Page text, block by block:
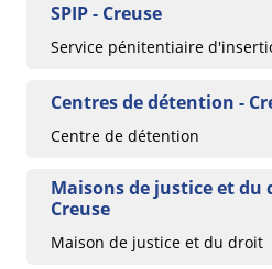
SPIP - Creuse
Service pénitentiaire
Centres de détention -
Centre de détention
Maisons de justice et du
Creuse
Maison de justice et du droit